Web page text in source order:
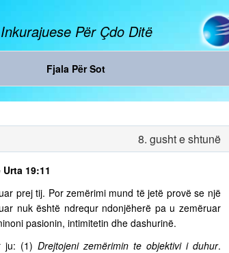
Për Çdo Ditë
Fjala Për Sot
8. gusht e shtunë
19:11
prej tij. Por zemërimi mund të jetë provë se një
nuk është ndrequr ndonjëherë pa u zemëruar
pasionin, intimitetin dhe dashurinë.
ju: (1) Drejtojeni zemërimin te objektivi i duhur.